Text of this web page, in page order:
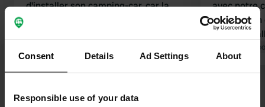
Consent Details Ad Settings About
Responsible use of your data
d'installer son camping-car, car la
mais même avec les rampes et
quelques poutres, nous n'avons pas
avec notre
lac, c'est
belles
Traduit par